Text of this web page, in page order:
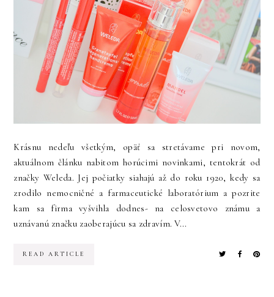
Krásnu nedeľu všetkým, opäť sa stretávame pri novom,
aktuálnom článku nabitom horúcimi novinkami, tentokrát od
značky Weleda. Jej počiatky siahajú až do roku 1920, kedy sa
zrodilo nemocničné a farmaceutické laboratórium a pozrite
kam sa firma vyšvihla dodnes- na celosvetovo známu a
uznávanú značku zaoberajúcu sa zdravím. V...
READ ARTICLE